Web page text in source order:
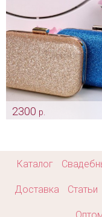
2300 р.
Каталог
Доставка Статьи